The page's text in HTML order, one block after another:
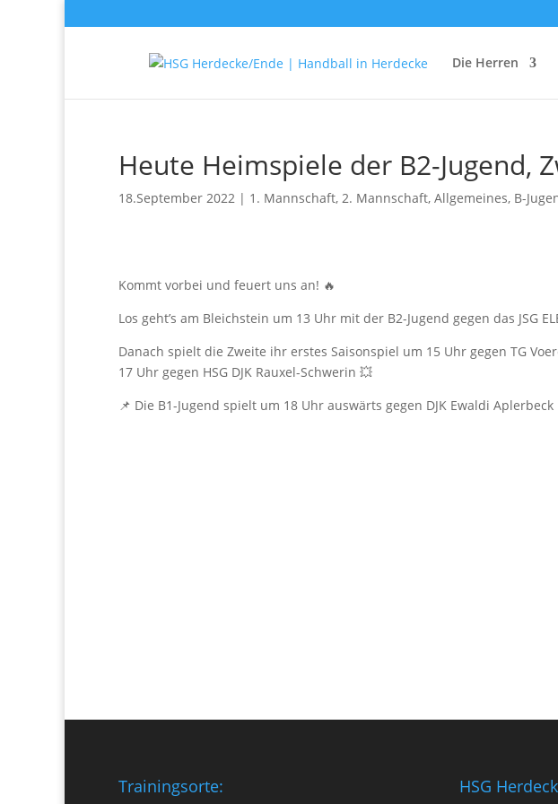
Die Herren
Heute Heimspiele der B2-Jugend,
18.September 2022 | 1. Mannschaft, 2. Mannschaft, Allgemeines, B-
Kommt vorbei und feuert uns an! 🔥
Los geht’s am Bleichstein um 13 Uhr mit der B2-Jugend gegen das JSG
Danach spielt die Zweite ihr erstes Saisonspiel um 15 Uhr gegen TG
17 Uhr gegen HSG DJK Rauxel-Schwerin 💥
📌 Die B1-Jugend spielt um 18 Uhr auswärts gegen DJK Ewaldi Aplerbeck
Trainingsorte:
HSG